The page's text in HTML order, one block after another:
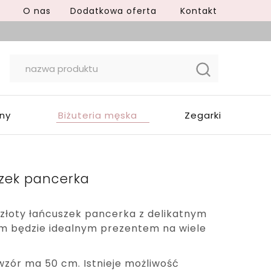
O nas Dodatkowa oferta Kontakt
Biżuteria męska Zegarki
pancerka
łańcuszek pancerka z delikatnym
będzie idealnym prezentem na wiele
ma 50 cm. Istnieje możliwość